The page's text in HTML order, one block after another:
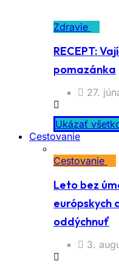
Zdravie
RECEPT:
pomazánka
27.
Ukázať
Cestovanie
Cestovanie
Leto bez
európskych
oddýchnuť
3.